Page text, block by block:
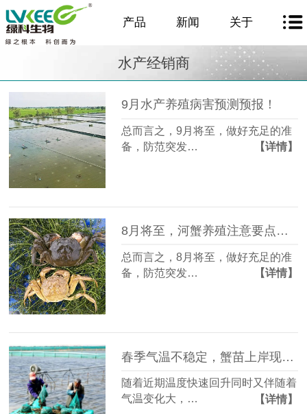
产品 新闻 关于
水产经销商
9月水产养殖病害预测预报！
总而言之，9月将至，做好充足的准
备，防范突发…
【详情】
8月将至，河蟹养殖注意要点，你知道吗？
总而言之，8月将至，做好充足的准
备，防范突发…
【详情】
春季气温不稳定，蟹苗上岸现象频发，该如何处理？
随着近期温度快速回升同时又伴随着
气温变化大，…
【详情】